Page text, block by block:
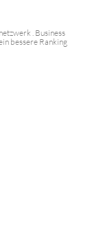
. Business
bessere Ranking